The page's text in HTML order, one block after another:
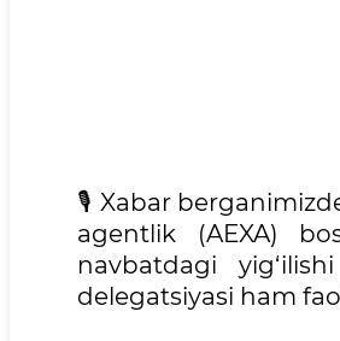
🎙 Xabar
agentlik (AEXA)
navbatdagi
delegatsiyasi ham